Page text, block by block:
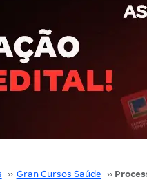
›› Gran Cursos Saúde ››